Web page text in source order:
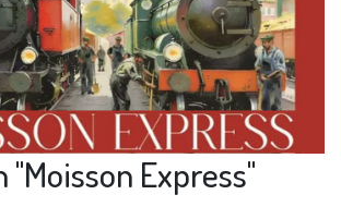
"Moisson Express"